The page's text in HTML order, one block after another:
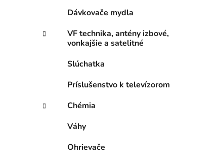
Dávkovače mydla
VF technika, antény izbové,
vonkajšie a satelitné
Slúchatka
Príslušenstvo k televízorom
Chémia
Váhy
Ohrievače